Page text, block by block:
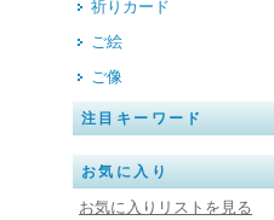
祈りカード
ご絵
ご像
注目キーワード
お気に入り
お気に入りリストを見る